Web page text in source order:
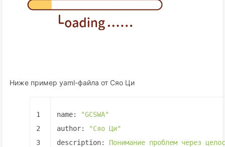
Ниже пример yaml-файла от Сяо Ци
1
2
3
name:
"GCSWA"
author:
"Сяо Ци"
description:
Понимание проблем через